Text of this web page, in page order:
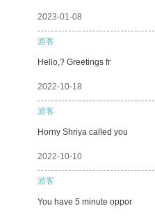
2023-01-08
游客
Hello,? Greetings fr
2022-10-18
游客
Horny Shriya called you
2022-10-10
游客
You have 5 minute oppor